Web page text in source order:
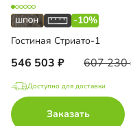
-10%
Гостиная Стриато-1
546 503 607 230
Доступно для доставки
Заказать